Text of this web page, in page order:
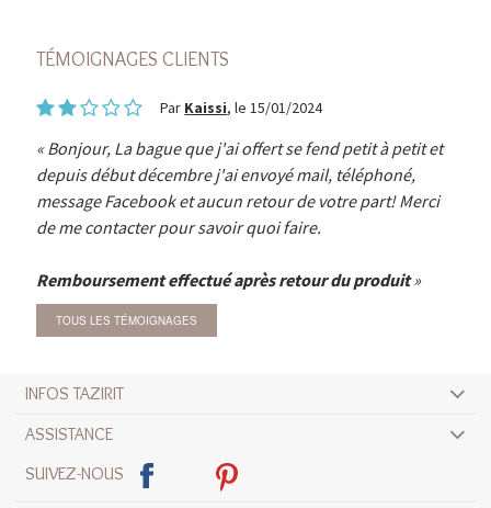
TÉMOIGNAGES CLIENTS
Par Kaissi, le 15/01/2024
Bonjour, La bague que j'ai offert se fend petit à petit et
depuis début décembre j'ai envoyé mail, téléphoné,
message Facebook et aucun retour de votre part! Merci
de me contacter pour savoir quoi faire.
Remboursement effectué après retour du produit
TOUS LES TÉMOIGNAGES
INFOS TAZIRIT
ASSISTANCE
SUIVEZ-NOUS